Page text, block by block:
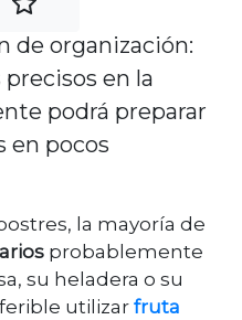
de organización:
en la
podrá preparar
en pocos
la mayoría de
probablemente
su heladera o su
utilizar fruta